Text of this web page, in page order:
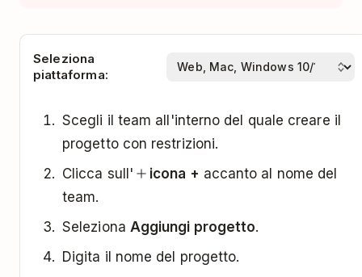
Seleziona
piattaforma:
Scegli il team all'interno del quale creare il
progetto con restrizioni.
Clicca sull'
icona + accanto al nome del
team.
Seleziona Aggiungi progetto.
Digita il nome del progetto.